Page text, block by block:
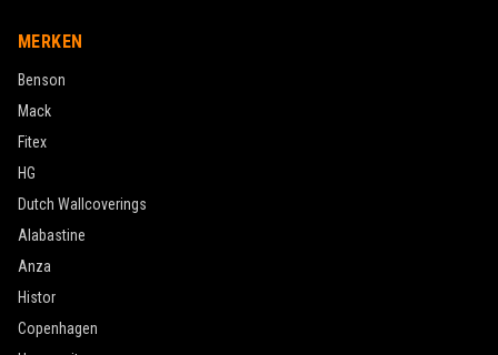
MERKEN
Benson
Mack
Fitex
HG
Dutch Wallcoverings
Alabastine
Anza
Histor
Copenhagen